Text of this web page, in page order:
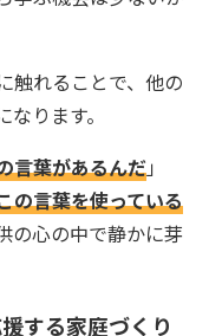
触れることで、他の
ります。
言葉があるんだ」
の言葉を使っている
の心の中で静かに芽
する家庭づくり